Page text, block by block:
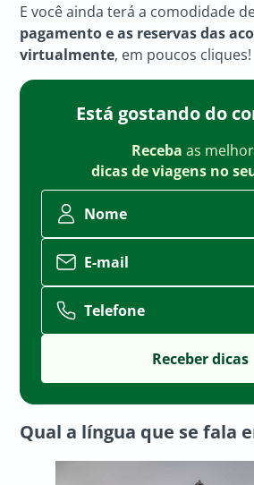
E você ainda terá a comodidade
pagamento e as reservas das
virtualmente, em poucos cliques!
Está gostando do
Receba as
dicas de viagens no
Nome
E-mail
Telefone
Qual a língua que se fala